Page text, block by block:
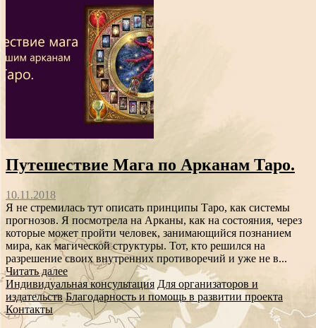
Путешествие Мага по Арканам Таро.
10.11.2018
Я не стремилась тут описать принципы Таро, как системы
прогнозов. Я посмотрела на Арканы, как на состояния, через
которые может пройти человек, занимающийся познанием
мира, как магической структуры. Тот, кто решился на
разрешение своих внутренних противоречий и уже не в...
Читать далее
Индивидуальная консультация Для организаторов и
издательств Благодарность и помощь в развитии проекта
Контакты